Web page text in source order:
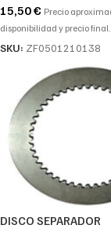
15,50€ Precio
disponibilidad y precio final.
SKU: ZF0501210138
DISCO SEPARADOR